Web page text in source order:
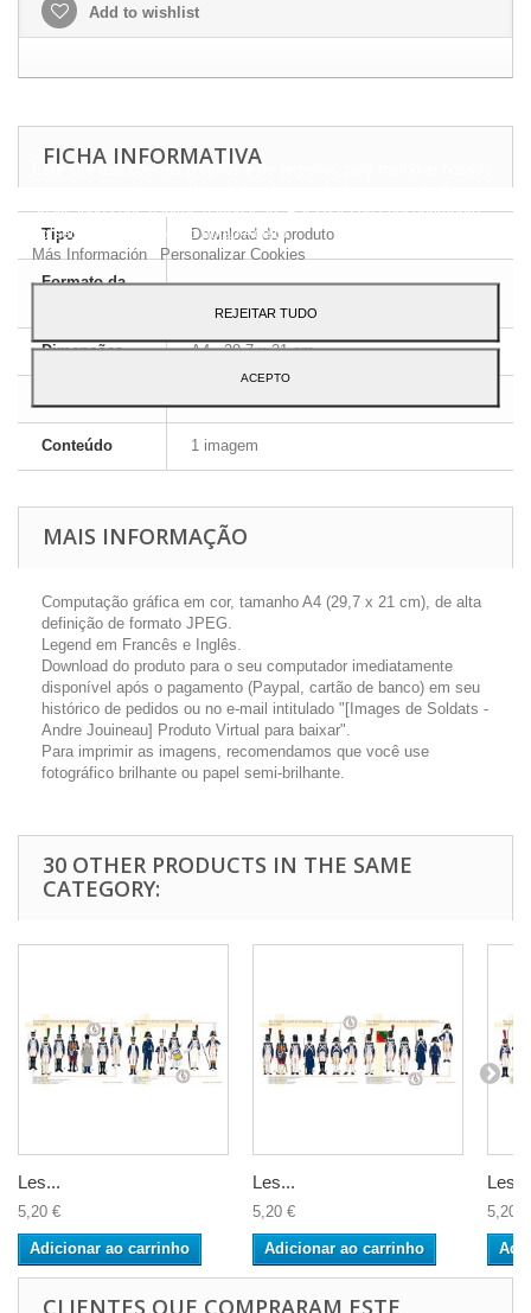
Add to wishlist
FICHA INFORMATIVA
Tipo Download do produto
Formato da
Dimensões A4 - 29,7 x 21 cm
Conteúdo 1 imagem
MAIS INFORMAÇÃO
Computação gráfica em cor, tamanho A4 (29,7 x 21 cm), de alta
definição de formato JPEG.
Legend em Francês e Inglês.
Download do produto para o seu computador imediatamente
disponível após o pagamento (Paypal, cartão de banco) em seu
histórico de pedidos ou no e-mail intitulado "[Images de Soldats -
Andre Jouineau] Produto Virtual para baixar".
Para imprimir as imagens, recomendamos que você use
fotográfico brilhante ou papel semi-brilhante.
30 OTHER PRODUCTS IN THE SAME
CATEGORY:
Les...
5,20 €
Adicionar ao carrinho
Les...
5,20 €
Adicionar ao carrinho
Les...
5,20 €
CLIENTES QUE COMPRARAM ESTE
Este site usa cookies próprios e de terceiros para melhorar nossos
analisando seus hábitos navegação. Para dar seu consentimento
ao seu uso, pressione o botão Aceito.
Más Información
Personalizar Cookies
REJEITAR TUDO
ACEPTO